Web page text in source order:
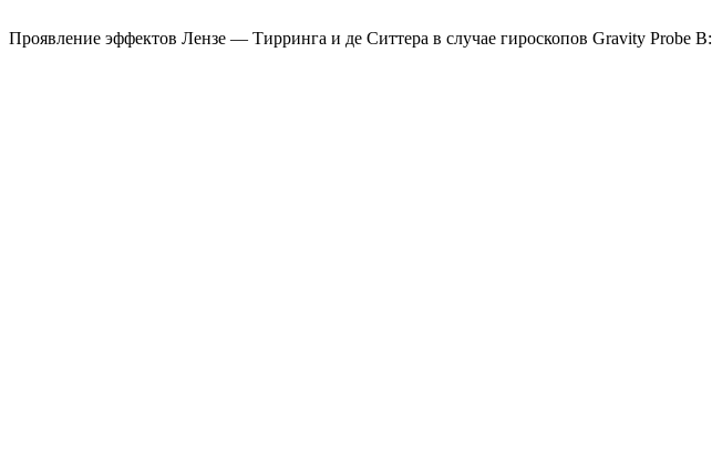
Проявление эффектов Лензе — Тирринга и де Ситтера в случае гироскопов Gravity Probe B: